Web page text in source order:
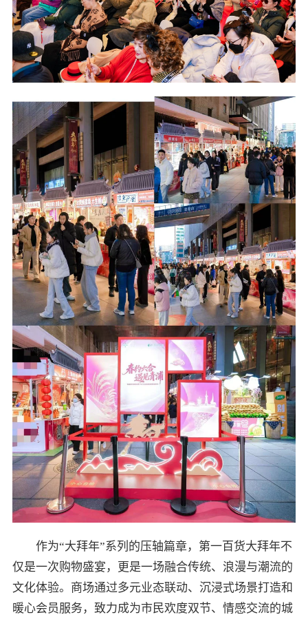
作为“大拜年”系列的压轴篇章，第一百货大拜年不
仅是一次购物盛宴，更是一场融合传统、浪漫与潮流的
文化体验。商场通过多元业态联动、沉浸式场景打造和
暖心会员服务，致力成为市民欢度双节、情感交流的城